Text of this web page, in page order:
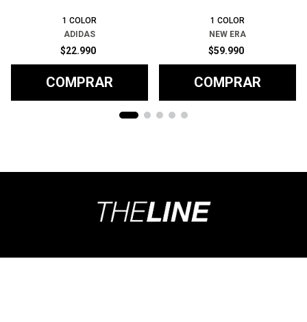
1 COLOR
ADIDAS
$22.990
COMPRAR
1 COLOR
NEW ERA
$59.990
COMPRAR